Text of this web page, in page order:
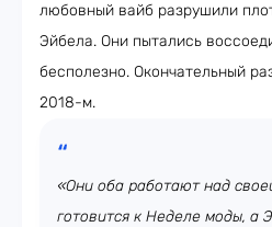
любовный вайб разрушили
Эйбела. Они пытались
бесполезно. Окончательный
2018-м.
«Они оба работают над
готовится к Неделе моды, а